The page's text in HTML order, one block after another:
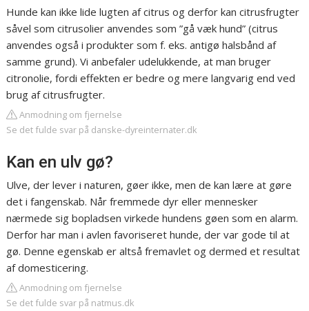
Hunde kan ikke lide lugten af citrus og derfor kan citrusfrugter
såvel som citrusolier anvendes som ”gå væk hund” (citrus
anvendes også i produkter som f. eks. antigø halsbånd af
samme grund). Vi anbefaler udelukkende, at man bruger
citronolie, fordi effekten er bedre og mere langvarig end ved
brug af citrusfrugter.
Anmodning om fjernelse
Se det fulde svar på danske-dyreinternater.dk
Kan en ulv gø?
Ulve, der lever i naturen, gøer ikke, men de kan lære at gøre
det i fangenskab. Når fremmede dyr eller mennesker
nærmede sig bopladsen virkede hundens gøen som en alarm.
Derfor har man i avlen favoriseret hunde, der var gode til at
gø. Denne egenskab er altså fremavlet og dermed et resultat
af domesticering.
Anmodning om fjernelse
Se det fulde svar på natmus.dk